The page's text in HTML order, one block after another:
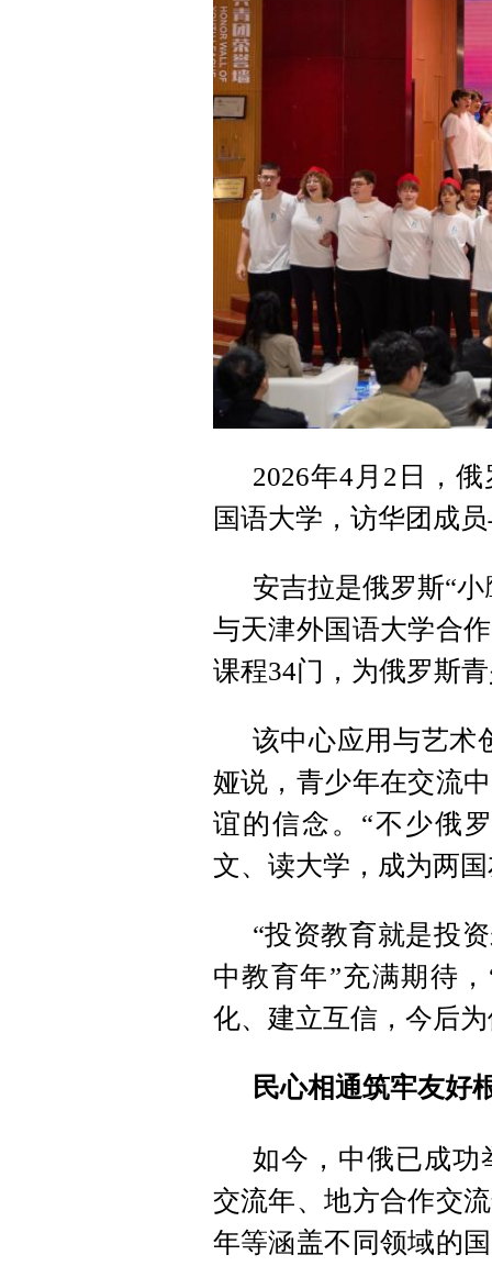
2026年4月2日，
国语大学，访华团成
安吉拉是俄罗斯“
与天津外国语大学合
课程34门，为俄罗斯
该中心应用与艺术
娅说，青少年在交流
谊的信念。“不少俄
文、读大学，成为两
“投资教育就是投
中教育年”充满期待
化、建立互信，今后
民心相通筑牢友好
如今，中俄已成功
交流年、地方合作交
年等涵盖不同领域的